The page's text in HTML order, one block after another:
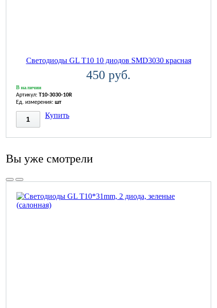
Светодиоды GL T10 10 диодов SMD3030 красная
450 руб.
В наличии
Артикул: T10-3030-10R
Ед. измерения: шт
Купить
Вы уже смотрели